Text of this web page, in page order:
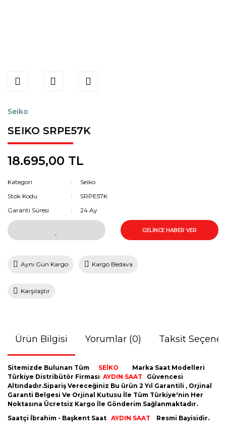
Seiko
SEIKO SRPE57K
18.695,00 TL
Kategori
Seiko
Stok Kodu
SRPE57K
Garanti Süresi
24 Ay
GELİNCE HABER VER
Aynı Gün Kargo Kargo Bedava
Karşılaştır
Ürün Bilgisi Yorumlar (0) Taksit
Sitemizde Bulunan Tüm SEİKO
Marka Saat Modelleri
Türkiye Distribütör Firması AYDIN SAAT
Güvencesi
Altındadır.Sipariş Vereceğiniz Bu ürün 2 Yıl Garantili , Orjinal
Garanti Belgesi Ve Orjinal Kutusu İle Tüm Türkiye'nin Her
Noktasına Ücretsiz Kargo İle Gönderim Sağlanmaktadır.
Saatçi İbrahim - Başkent Saat AYDIN SAAT Resmi Bayisidir.